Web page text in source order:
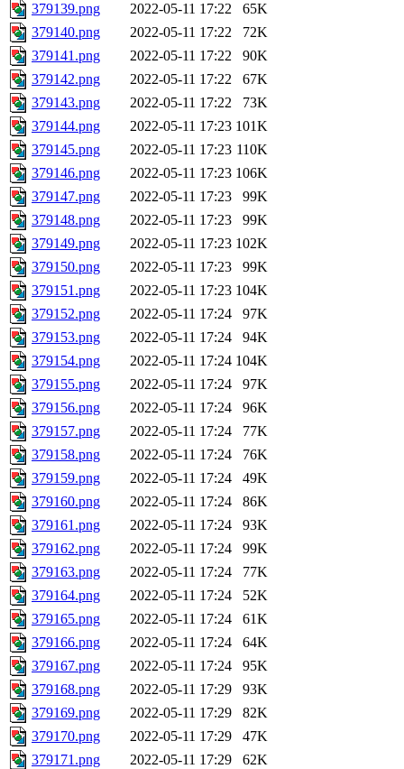
379139.png
2022-05-11 17:22
65K
379140.png
2022-05-11 17:22
72K
379141.png
2022-05-11 17:22
90K
379142.png
2022-05-11 17:22
67K
379143.png
2022-05-11 17:22
73K
379144.png
2022-05-11 17:23 101K
379145.png
2022-05-11 17:23 110K
379146.png
2022-05-11 17:23 106K
379147.png
2022-05-11 17:23
99K
379148.png
2022-05-11 17:23
99K
379149.png
2022-05-11 17:23 102K
379150.png
2022-05-11 17:23
99K
379151.png
2022-05-11 17:23 104K
379152.png
2022-05-11 17:24
97K
379153.png
2022-05-11 17:24
94K
379154.png
2022-05-11 17:24 104K
379155.png
2022-05-11 17:24
97K
379156.png
2022-05-11 17:24
96K
379157.png
2022-05-11 17:24
77K
379158.png
2022-05-11 17:24
76K
379159.png
2022-05-11 17:24
49K
379160.png
2022-05-11 17:24
86K
379161.png
2022-05-11 17:24
93K
379162.png
2022-05-11 17:24
99K
379163.png
2022-05-11 17:24
77K
379164.png
2022-05-11 17:24
52K
379165.png
2022-05-11 17:24
61K
379166.png
2022-05-11 17:24
64K
379167.png
2022-05-11 17:24
95K
379168.png
2022-05-11 17:29
93K
379169.png
2022-05-11 17:29
82K
379170.png
2022-05-11 17:29
47K
379171.png
2022-05-11 17:29
62K